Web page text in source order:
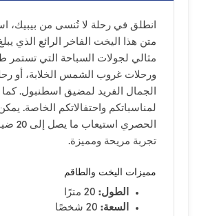
انطلق في رحلة لا تُنسى من بيبيك،
مثالي لجولات السباحة التي تستمر
ورحلات غروب الشمس الخلابة، أو
الجمال الفريد لمضيق اسطنبول. كما
لمناسباتكم واحتفالاتكم الخاصة.
الحصري
تجربة مريحة ومميزة.
مميزات اليخت والطاقم
الطول:
السعة: